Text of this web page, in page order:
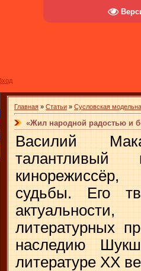
Главная » Статьи » Сусловская
«Жил народной радостью и
Василий
кинорежиссёр,
судьбы. Его
литературных
наследию
литературе ХХ